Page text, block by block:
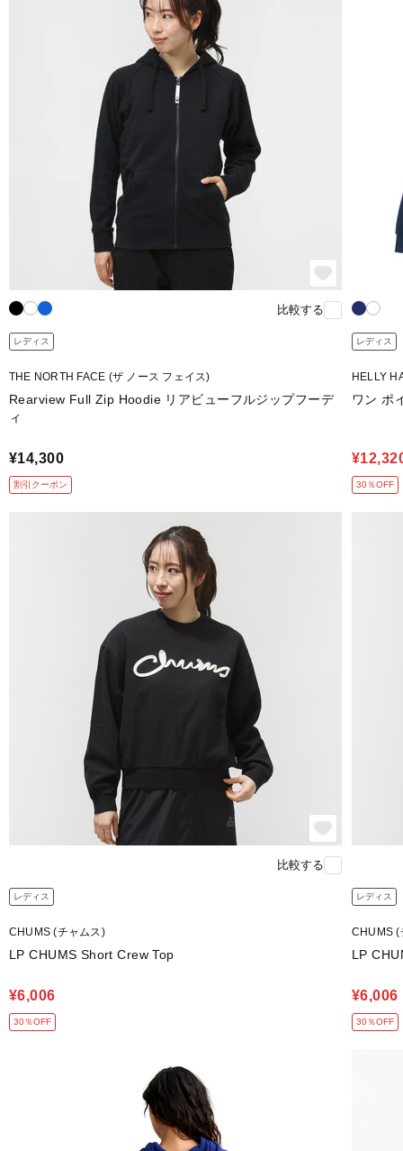
比較する
レディス
THE NORTH FACE (ザ ノース フェイス)
Rearview Full Zip Hoodie リアビューフルジップフーデ
ィ
¥14,300
割引クーポン
レディス
HELLY
ワン ポ
30％OFF
比較する
レディス
CHUMS (チャムス)
LP CHUMS Short Crew Top
¥6,006
30％OFF
レディス
CHUMS (
LP
¥6,006
30％OFF